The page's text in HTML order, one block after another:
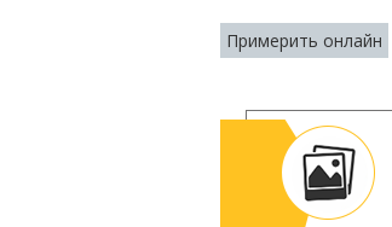
Примерить онлайн